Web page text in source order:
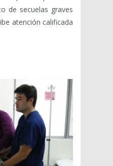
de secuelas graves
atención calificada